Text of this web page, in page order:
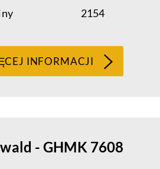
2154
INFORMACJI
- GHMK 7608